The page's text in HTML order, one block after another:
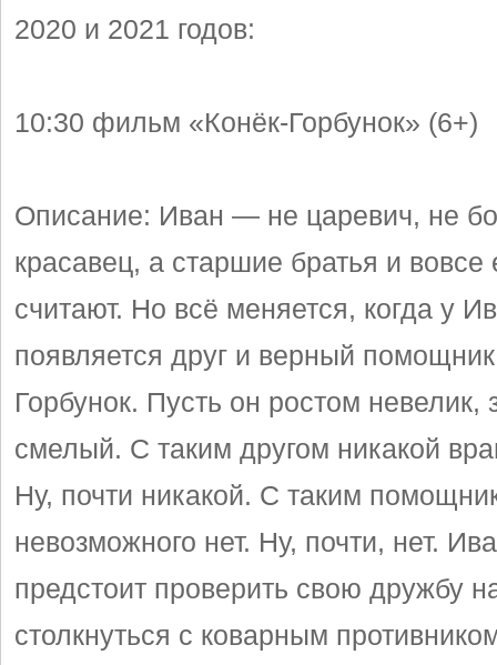
2020 и 2021 годов:
10:30 фильм «Конёк-Горбунок» (6+)
Описание: Иван — не царевич, не
красавец, а старшие братья и вовсе
считают. Но всё меняется, когда у
появляется друг и верный
Горбунок. Пусть он ростом невелик,
смелый. С таким другом никакой
Ну, почти никакой. С таким
невозможного нет. Ну, почти, нет.
предстоит проверить свою дружбу
столкнуться с коварным